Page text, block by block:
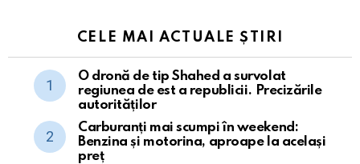
CELE MAI ACTUALE ȘTIRI
O dronă de tip Shahed a survolat
regiunea de est a republicii. Precizările
autorităților
Carburanți mai scumpi în weekend:
Benzina și motorina, aproape la același
preț